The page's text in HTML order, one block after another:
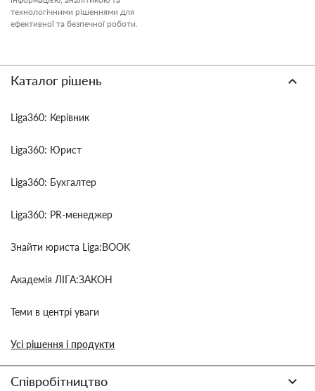
технологічними рішеннями для
ефективної та безпечної роботи.
Каталог рішень
Liga360: Керівник
Liga360: Юрист
Liga360: Бухгалтер
Liga360: PR-менеджер
Знайти юриста Liga:BOOK
Академія ЛІГА:ЗАКОН
Теми в центрі уваги
Усі рішення і продукти
Співробітництво